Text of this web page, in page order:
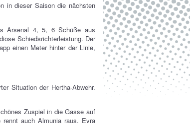
in dieser Saison die nächsten
Arsenal 4, 5, 6 Schüße aus
Schiedsrichterleistung. Der
einen Meter hinter der Linie,
Situation der Hertha-Abwehr.
Zuspiel in die Gasse auf
rennt auch Almunia raus. Evra